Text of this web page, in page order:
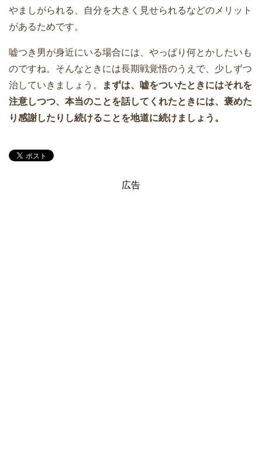
やましがられる、自分を大きく見せられるなどのメリット
があるためです。
嘘つき男が身近にいる場合には、やっぱり何とかしたいも
のですね。そんなときには長期戦覚悟のうえで、少しずつ
治していきましょう。
まずは、嘘をついたときにはそれを
注意しつつ、本当のことを話してくれたときには、褒めた
り感謝したりし続けることを地道に続けましょう。
広告